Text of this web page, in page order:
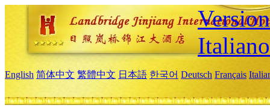
Italiano
English 简体中文 繁體中文 日本語 한국어 Deutsch Français